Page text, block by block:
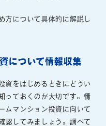
方について具体的に解説し
について情報収集
資をはじめるときにどうい
っておくのが大切です。情
ムマンション投資に向いて
認してみましょう。調べて